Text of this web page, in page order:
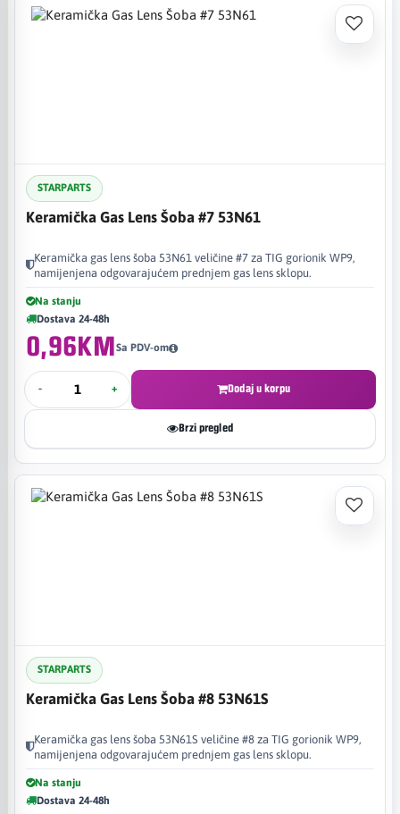
STARPARTS
Keramička Gas Lens Šoba #7 53N61
Keramička gas lens šoba 53N61 veličine #7 za TIG gorionik WP9,
namijenjena odgovarajućem prednjem gas lens sklopu.
Na stanju
Dostava 24-48h
0,96KMSa PDV-om
- + Dodaj u korpu
Brzi pregled
STARPARTS
Keramička Gas Lens Šoba #8 53N61S
Keramička gas lens šoba 53N61S veličine #8 za TIG gorionik WP9,
namijenjena odgovarajućem prednjem gas lens sklopu.
Na stanju
Dostava 24-48h